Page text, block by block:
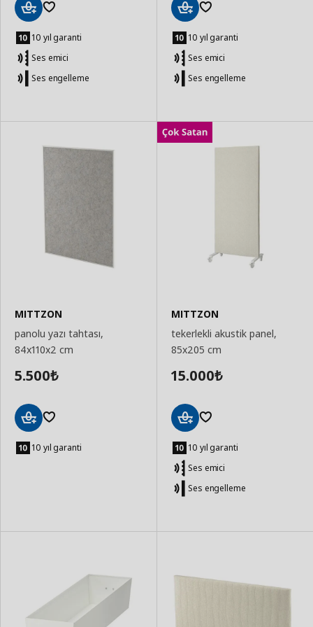
Ekle 10 yıl garanti
Ses emici
Ses engelleme
Ekle 10 yıl garanti
Ses emici
Ses engelleme
MITTZON
panolu yazı tahtası,
84x110x2 cm
5.500₺
Ekle 10 yıl garanti
MITTZON
tekerlekli akustik panel,
85x205 cm
15.000₺
Ekle 10 yıl garanti
Ses emici
Ses engelleme